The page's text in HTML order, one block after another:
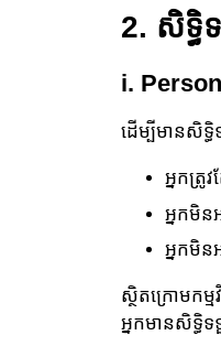
2. សិទ្ធិ
i.
ដើម្បីមានសិទ្
អ្នកត្
អ្នកមិន
អ្នកមិន
ស្ថិតក្រោមកម្
អ្នក​មានសិទ្ធិ